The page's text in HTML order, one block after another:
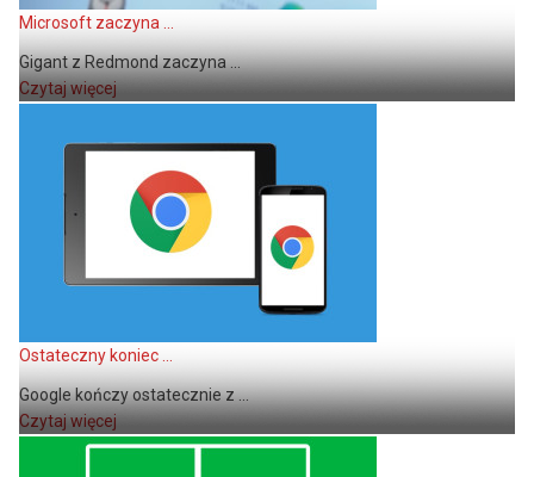
Microsoft zaczyna ...
Gigant z Redmond zaczyna ...
Czytaj więcej
Ostateczny koniec ...
Google kończy ostatecznie z ...
Czytaj więcej